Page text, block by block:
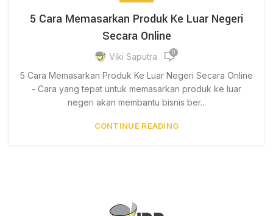
5 Cara Memasarkan Produk Ke Luar Negeri
Secara Online
Viki Saputra 0
5 Cara Memasarkan Produk Ke Luar Negeri Secara Online
- Cara yang tepat untuk memasarkan produk ke luar
negeri akan membantu bisnis ber...
CONTINUE READING